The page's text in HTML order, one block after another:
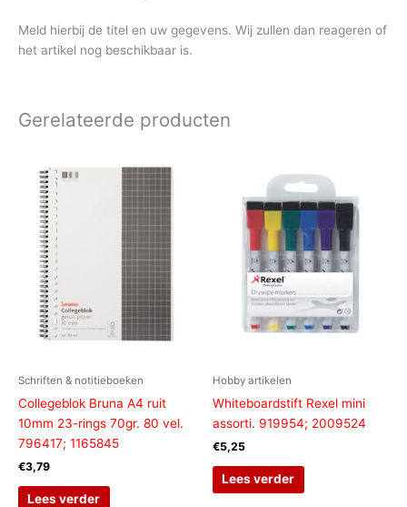
Meld hierbij de titel en uw gegevens. Wij zullen dan reageren of
het artikel nog beschikbaar is.
Gerelateerde producten
Schriften & notitieboeken
Collegeblok Bruna A4 ruit
10mm 23-rings 70gr. 80 vel.
796417; 1165845
€3,79
Lees verder
Hobby artikelen
Whiteboardstift Rexel mini
assorti. 919954; 2009524
€5,25
Lees verder